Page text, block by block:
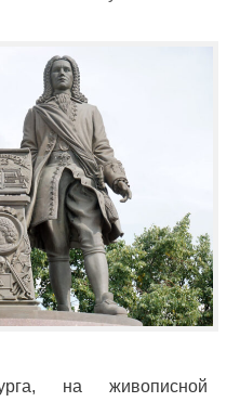
на живописной